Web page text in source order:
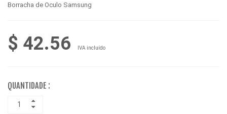
Borracha de Oculo Samsung
$ 42.56 IVA incluído
QUANTIDADE :